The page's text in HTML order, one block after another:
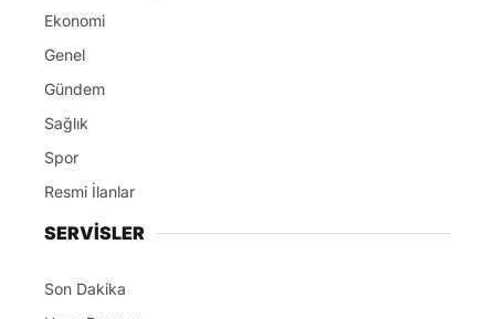
Ekonomi
Genel
Gündem
Sağlık
Spor
Resmi İlanlar
SERVİSLER
Son Dakika